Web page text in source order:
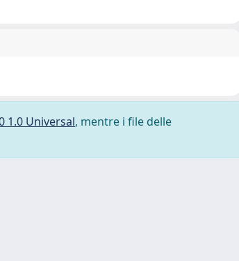
1.0 Universal, mentre i file delle